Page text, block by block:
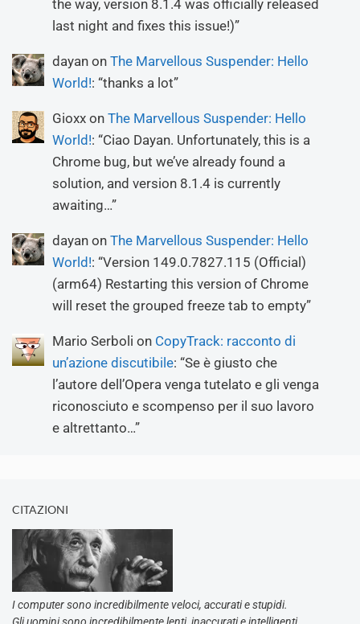
the way, version 8.1.4 was officially released
last night and fixes this issue!)”
dayan on The Marvellous Suspender: Hello
World!: “thanks a lot”
Gioxx on The Marvellous Suspender: Hello
World!: “Ciao Dayan. Unfortunately, this is a
Chrome bug, but we’ve already found a
solution, and version 8.1.4 is currently
awaiting…”
dayan on The Marvellous Suspender: Hello
World!: “Version 149.0.7827.115 (Official)
(arm64) Restarting this version of Chrome
will reset the grouped freeze tab to empty”
Mario Serboli on CopyTrack: racconto di
un’azione discutibile: “Se è giusto che
l’autore dell’Opera venga tutelato e gli venga
riconosciuto e scompenso per il suo lavoro
e altrettanto…”
CITAZIONI
I computer sono incredibilmente veloci, accurati e stupidi.